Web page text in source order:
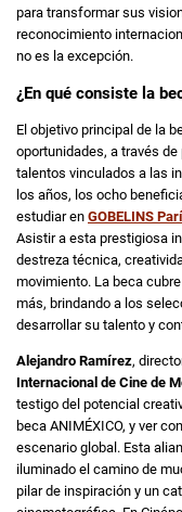
para transformar sus
reconocimiento
no es la excepción.
¿En qué consiste la
El objetivo principal de la
oportunidades, a través
talentos vinculados a las
los años, los ocho
estudiar en GOBELINS
Asistir a esta prestigiosa
destreza técnica,
movimiento. La beca
más, brindando a los
desarrollar su talento y
Alejandro Ramírez,
Internacional de Cine de
testigo del potencial
beca ANIMÉXICO, y ver
escenario global. Esta
iluminado el camino de
pilar de inspiración y un